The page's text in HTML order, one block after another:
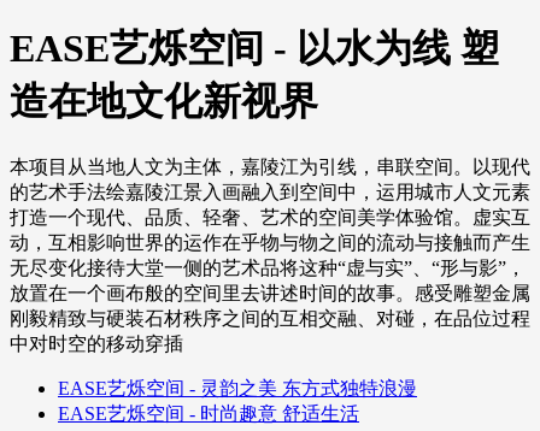
EASE艺烁空间 - 以水为线 塑
造在地文化新视界
本项目从当地人文为主体，嘉陵江为引线，串联空间。以现代
的艺术手法绘嘉陵江景入画融入到空间中，运用城市人文元素
打造一个现代、品质、轻奢、艺术的空间美学体验馆。虚实互
动，互相影响世界的运作在乎物与物之间的流动与接触而产生
无尽变化接待大堂一侧的艺术品将这种“虚与实”、“形与影”，
放置在一个画布般的空间里去讲述时间的故事。感受雕塑金属
刚毅精致与硬装石材秩序之间的互相交融、对碰，在品位过程
中对时空的移动穿插
EASE艺烁空间 - 灵韵之美 东方式独特浪漫
EASE艺烁空间 - 时尚趣意 舒适生活